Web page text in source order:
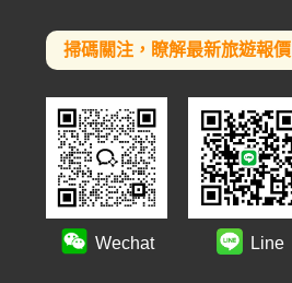
掃碼關注，瞭解最新旅遊報價
Wechat Line